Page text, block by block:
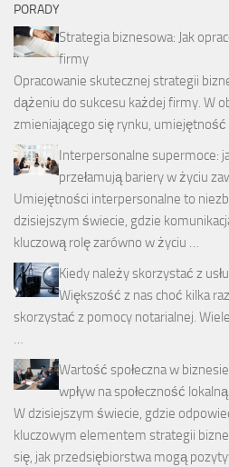
PORADY
Strategia biznesowa: Jak
firmy
Opracowanie skutecznej strategii
dążeniu do sukcesu każdej firmy. W
zmieniającego się rynku,
Interpersonalne supermoce:
przełamują bariery w życiu
Umiejętności interpersonalne to
dzisiejszym świecie, gdzie
kluczową rolę zarówno w życiu …
Kiedy należy skorzystać z
Większość z nas choć kilka
skorzystać z pomocy notarialnej.
…
Wartość społeczna w
wpływ na społeczność lokalną
W dzisiejszym świecie, gdzie
kluczowym elementem strategii
się, jak przedsiębiorstwa mogą